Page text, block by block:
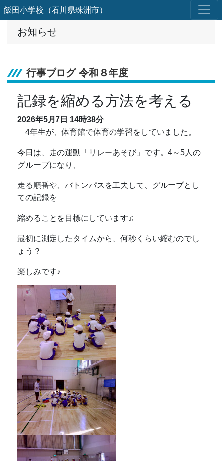
飯田小学校（石川県珠洲市）
お知らせ
行事ブログ 令和８年度
記録を縮める方法を考える
2026年5月7日 14時38分
4年生が、体育館で体育の学習をしていました。
今日は、走の運動「リレーあそび」です。4～5人の
グループになり、
走る順番や、バトンパスを工夫して、グループとし
ての記録を
縮めることを目標にしています♫
最初に測定したタイムから、何秒くらい縮むのでし
ょう？
楽しみです♪